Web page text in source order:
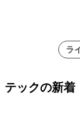
ラ
テックの新着